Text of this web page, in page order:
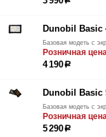
Dunobil Basic
Базовая модеть с
Розничная
4 190р
Dunobil Basic
Базовая модеть с
Розничная
5 290р